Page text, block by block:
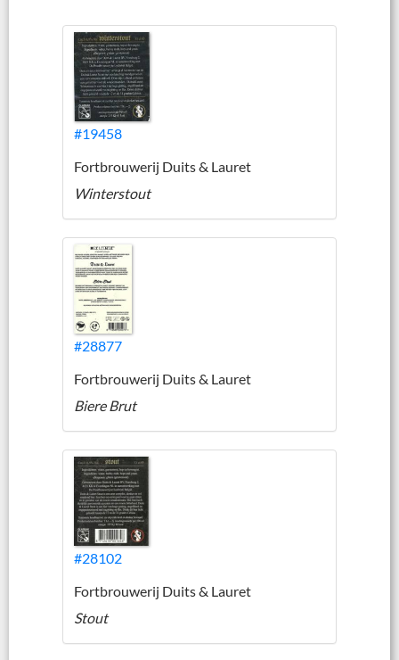
#19458
Fortbrouwerij Duits & Lauret
Winterstout
#28877
Fortbrouwerij Duits & Lauret
Biere Brut
#28102
Fortbrouwerij Duits & Lauret
Stout